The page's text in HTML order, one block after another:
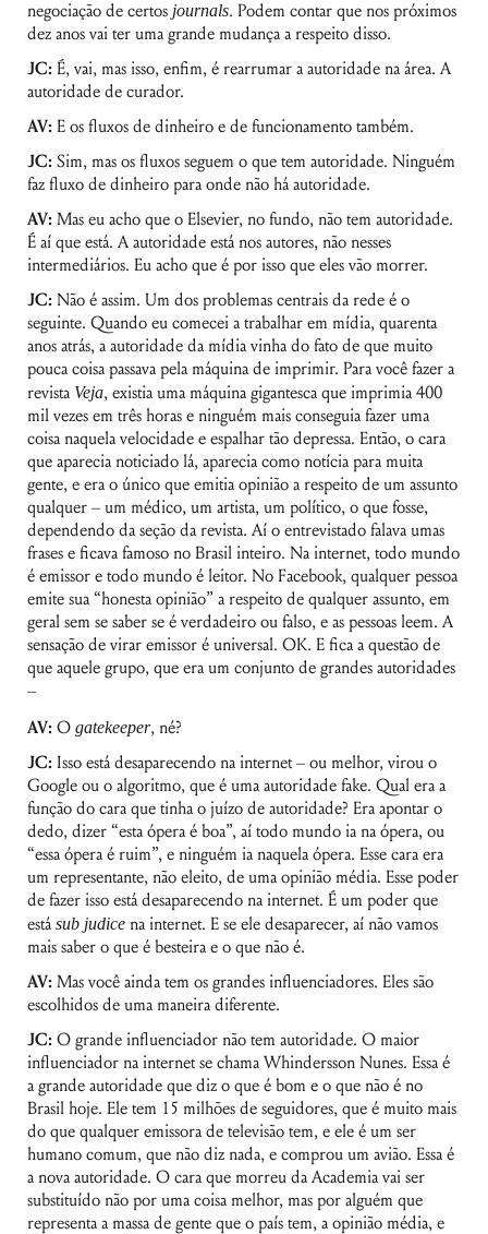
negociação de certos journals. Podem contar que nos próximos
dez anos vai ter uma grande mudança a respeito disso.
JC: É, vai, mas isso, enfim, é rearrumar a autoridade na área. A
autoridade de curador.
AV: E os fluxos de dinheiro e de funcionamento também.
JC: Sim, mas os fluxos seguem o que tem autoridade. Ninguém
faz fluxo de dinheiro para onde não há autoridade.
AV: Mas eu acho que o Elsevier, no fundo, não tem autoridade.
É aí que está. A autoridade está nos autores, não nesses
intermediários. Eu acho que é por isso que eles vão morrer.
JC: Não é assim. Um dos problemas centrais da rede é o
seguinte. Quando eu comecei a trabalhar em mídia, quarenta
anos atrás, a autoridade da mídia vinha do fato de que muito
pouca coisa passava pela máquina de imprimir. Para você fazer a
revista Veja, existia uma máquina gigantesca que imprimia 400
mil vezes em três horas e ninguém mais conseguia fazer uma
coisa naquela velocidade e espalhar tão depressa. Então, o cara
que aparecia noticiado lá, aparecia como notícia para muita
gente, e era o único que emitia opinião a respeito de um assunto
qualquer – um médico, um artista, um político, o que fosse,
dependendo da seção da revista. Aí o entrevistado falava umas
frases e ficava famoso no Brasil inteiro. Na internet, todo mundo
é emissor e todo mundo é leitor. No Facebook, qualquer pessoa
emite sua “honesta opinião” a respeito de qualquer assunto, em
geral sem se saber se é verdadeiro ou falso, e as pessoas leem. A
sensação de virar emissor é universal. OK. E fica a questão de
que aquele grupo, que era um conjunto de grandes autoridades
–
AV: Ogatekeeper, né?
JC: Isso está desaparecendo na internet – ou melhor, virou o
Google ou o algoritmo, que é uma autoridade fake. Qual era a
função do cara que tinha o juízo de autoridade? Era apontar o
dedo, dizer “esta ópera é boa”, aí todo mundo ia na ópera, ou
“essa ópera é ruim”, e ninguém ia naquela ópera. Esse cara era
um representante, não eleito, de uma opinião média. Esse poder
de fazer isso está desaparecendo na internet. É um poder que
estásub judice na internet. E se ele desaparecer, aí não vamos
mais saber o que é besteira e o que não é.
AV: Mas você ainda tem os grandes influenciadores. Eles são
escolhidos de uma maneira diferente.
JC: O grande influenciador não tem autoridade. O maior
influenciador na internet se chama Whindersson Nunes. Essa é
a grande autoridade que diz o que é bom e o que não é no
Brasil hoje. Ele tem 15 milhões de seguidores, que é muito mais
do que qualquer emissora de televisão tem, e ele é um ser
humano comum, que não diz nada, e comprou um avião. Essa é
a nova autoridade. O cara que morreu da Academia vai ser
substituído não por uma coisa melhor, mas por alguém que
representa a massa de gente que o país tem, a opinião média, e
mail
Senha
Lembrar-me